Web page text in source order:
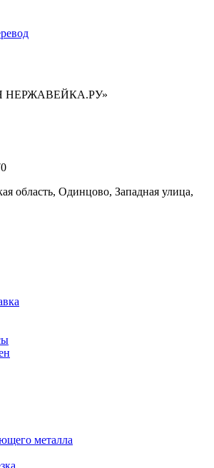
область, Одинцово, Западная улица,
металла